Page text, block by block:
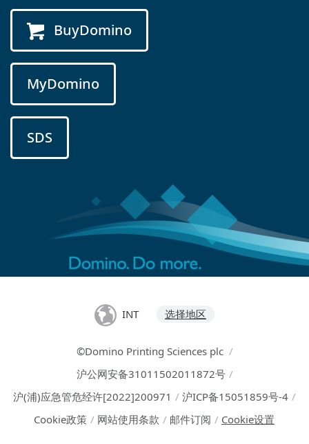
BuyDomino
MyDomino
SDS
INT 选择地区
©Domino Printing Sciences plc /
沪公网安备31011502011872号 /
沪(浦)应急管危经许[2022]200971 / 沪ICP备15051859号-4 /
Cookie政策 / 网站使用条款 / 邮件订阅 / Cookie设置